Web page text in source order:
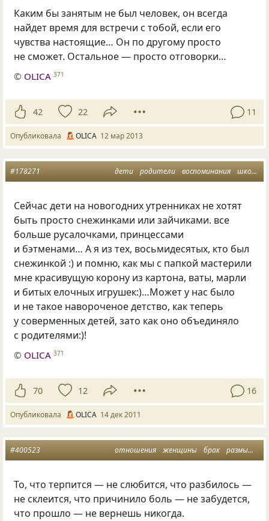
Каким бы занятым не был человек, он всегда
найдет время для встречи с тобой, если его
чувства настоящие… Он по другому просто
не сможет. Остальное — просто отговорки…
© OLICA 371
42 22 11
Опубликовала OLICA 12 мар 2013
дети родители воспоминания школа
#178271
Сейчас дети на новогодних утренниках не хотят
быть просто снежинками или зайчиками. все
больше русалочками, принцессами
и бэтменами… А я из тех, восьмидесятых, кто был
снежинкой :) и помню, как мы с папкой мастерили
мне красивущую корону из картона, ваты, марли
и битых елочных игрушек:)…Может у нас было
и не такое навороченое детство, как теперь
у соверменных детей, зато как оно объединяло
с родителями:)!
© OLICA 371
70 12 16
Опубликовала OLICA 14 дек 2011
отношения женщины брак размышления
#400523
То, что терпится — не слюбится, что разбилось —
не склеится, что причинило боль — не забудется,
что прошло — не вернешь никогда.